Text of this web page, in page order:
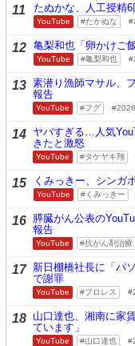
11 たぬかな、人工授精
YouTube たかぬな
12 亀梨和也「卵かけご
YouTube 亀梨和也
13 素潜り漁師マサル、
報告
YouTube フグ
14 ヤバすぎる…人気
きたと激怒
YouTube タケヤキ翔
15 くみっきー、シンガ
YouTube くみっきー
16 膵臓がん公表の
報告
YouTube 抗がん剤治療
17 新日棚橋社長に「パ
で謝罪
YouTube プロレス
18 山口達也、湘南に家
ています」
YouTube 山口達也